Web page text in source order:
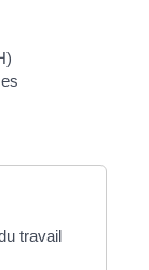
travail